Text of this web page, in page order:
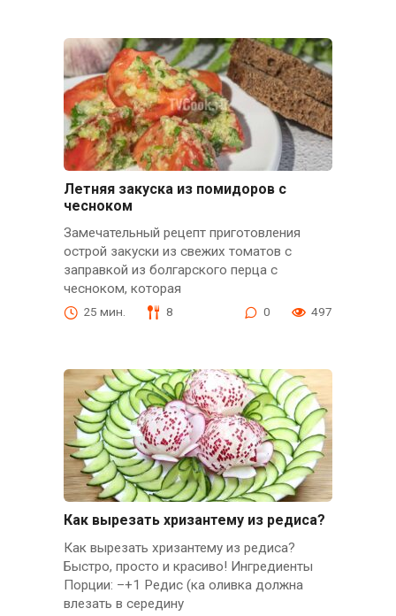
Летняя закуска из помидоров с
чесноком
Замечательный рецепт приготовления
острой закуски из свежих томатов с
заправкой из болгарского перца с
чесноком, которая
25 мин. 8 0 497
Как вырезать хризантему из редиса?
Как вырезать хризантему из редиса?
Быстро, просто и красиво! Ингредиенты
Порции: –+1 Редис (ка оливка должна
влезать в середину